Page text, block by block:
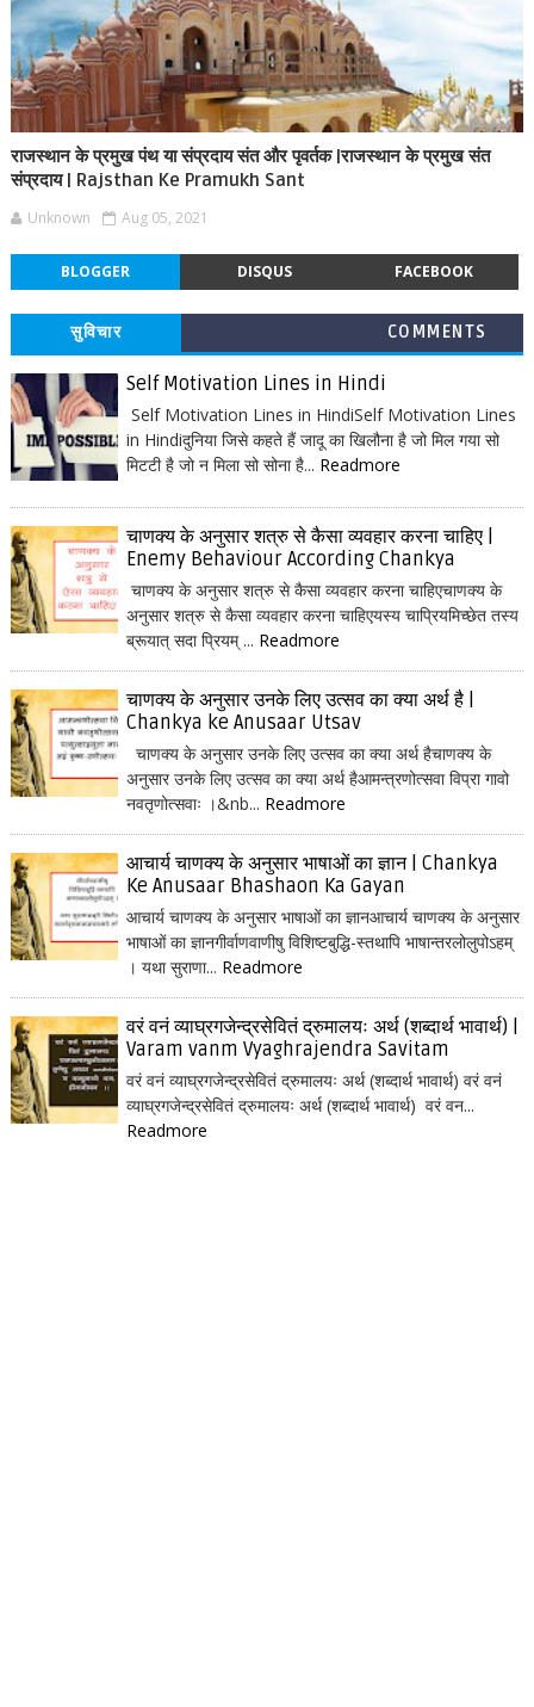
राजस्थान के प्रमुख पंथ या संप्रदाय संत और पृवर्तक |राजस्थान के प्रमुख संत
संप्रदाय | Rajsthan Ke Pramukh Sant
Unknown Aug 05, 2021
BLOGGER DISQUS FACEBOOK
सुविचार COMMENTS
Self Motivation Lines in Hindi
Self Motivation Lines in HindiSelf Motivation Lines
in Hindiदुनिया जिसे कहते हैं जादू का खिलौना है जो मिल गया सो
मिटटी है जो न मिला सो सोना है... Readmore
चाणक्य के अनुसार शत्रु से कैसा व्यवहार करना चाहिए |
Enemy Behaviour According Chankya
चाणक्य के अनुसार शत्रु से कैसा व्यवहार करना चाहिएचाणक्य के
अनुसार शत्रु से कैसा व्यवहार करना चाहिएयस्य चाप्रियमिच्छेत तस्य
ब्रूयात् सदा प्रियम् ... Readmore
चाणक्य के अनुसार उनके लिए उत्सव का क्या अर्थ है |
Chankya ke Anusaar Utsav
चाणक्य के अनुसार उनके लिए उत्सव का क्या अर्थ हैचाणक्य के
अनुसार उनके लिए उत्सव का क्या अर्थ हैआमन्त्रणोत्सवा विप्रा गावो
नवतृणोत्सवाः ।&nb... Readmore
आचार्य चाणक्य के अनुसार भाषाओं का ज्ञान | Chankya
Ke Anusaar Bhashaon Ka Gayan
आचार्य चाणक्य के अनुसार भाषाओं का ज्ञानआचार्य चाणक्य के अनुसार
भाषाओं का ज्ञानगीर्वाणवाणीषु विशिष्टबुद्धि-स्तथापि भाषान्तरलोलुपोऽहम्
। यथा सुराणा... Readmore
वरं वनं व्याघ्रगजेन्द्रसेवितं द्रुमालयः अर्थ (शब्दार्थ भावार्थ) |
Varam vanm Vyaghrajendra Savitam
वरं वनं व्याघ्रगजेन्द्रसेवितं द्रुमालयः अर्थ (शब्दार्थ भावार्थ) वरं वनं
व्याघ्रगजेन्द्रसेवितं द्रुमालयः अर्थ (शब्दार्थ भावार्थ) वरं वन...
Readmore